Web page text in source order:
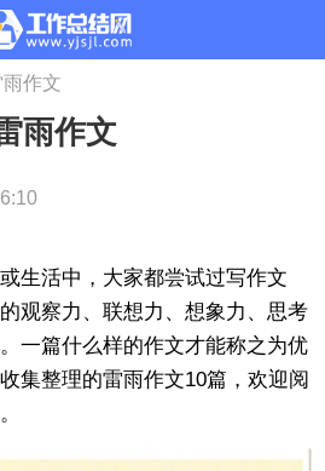
作文
雨作文
活中，大家都尝试过写作文
观察力、联想力、想象力、思考
一篇什么样的作文才能称之为优
集整理的雷雨作文10篇，欢迎阅